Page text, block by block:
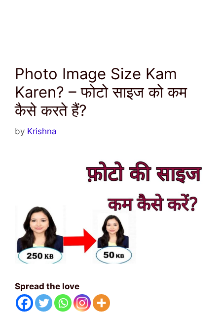
Photo Image Size Kam
Karen? – फोटो साइज को कम
कैसे करते हैं?
by Krishna
Spread the love